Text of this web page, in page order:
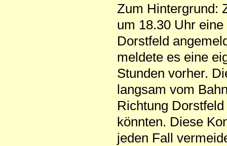
Zum Hintergrund:
um 18.30 Uhr
Dorstfeld
meldete es eine
Stunden vorher.
langsam vom
Richtung
könnten. Diese
jeden Fall